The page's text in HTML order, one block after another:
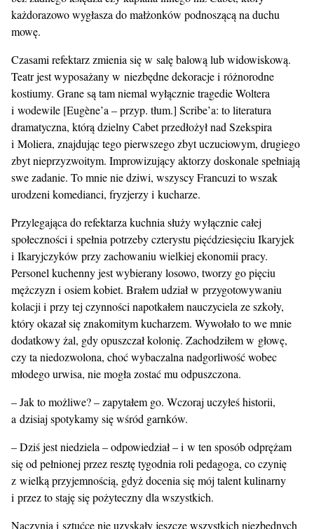
każdorazowo wygłasza do małżonków podnoszącą na duchu
mowę.
Czasami refektarz zmienia się w salę balową lub widowiskową.
Teatr jest wyposażany w niezbędne dekoracje i różnorodne
kostiumy. Grane są tam niemal wyłącznie tragedie Woltera
i wodewile [Eugène’a – przyp. tłum.] Scribe’a: to literatura
dramatyczna, którą dzielny Cabet przedłożył nad Szekspira
i Moliera, znajdując tego pierwszego zbyt uczuciowym, drugiego
zbyt nieprzyzwoitym. Improwizujący aktorzy doskonale spełniają
swe zadanie. To mnie nie dziwi, wszyscy Francuzi to wszak
urodzeni komedianci, fryzjerzy i kucharze.
Przylegająca do refektarza kuchnia służy wyłącznie całej
społeczności i spełnia potrzeby czterystu pięćdziesięciu Ikaryjek
i Ikaryjczyków przy zachowaniu wielkiej ekonomii pracy.
Personel kuchenny jest wybierany losowo, tworzy go pięciu
mężczyzn i osiem kobiet. Brałem udział w przygotowywaniu
kolacji i przy tej czynności napotkałem nauczyciela ze szkoły,
który okazał się znakomitym kucharzem. Wywołało to we mnie
dodatkowy żal, gdy opuszczał kolonię. Zachodziłem w głowę,
czy ta niedozwolona, choć wybaczalna nadgorliwość wobec
młodego urwisa, nie mogła zostać mu odpuszczona.
– Jak to możliwe? – zapytałem go. Wczoraj uczyłeś historii,
a dzisiaj spotykamy się wśród garnków.
– Dziś jest niedziela – odpowiedział – i w ten sposób odprężam
się od pełnionej przez resztę tygodnia roli pedagoga, co czynię
z wielką przyjemnością, gdyż docenia się mój talent kulinarny
i przez to staję się pożyteczny dla wszystkich.
Naczynia i sztućce nie uzyskały jeszcze wszystkich niezbędnych